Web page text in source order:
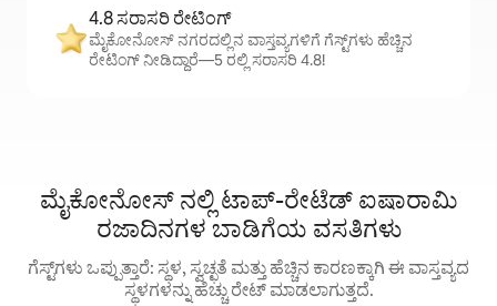
4.8 ಸರಾಸರಿ ರೇಟಿಂಗ್
ಮೈಕೋನೋಸ್ ನಗರದಲ್ಲಿನ ವಾಸ್ತವ್ಯಗಳಿಗೆ ಗೆಸ್ಟ್‌ಗಳು ಹೆಚ್ಚಿನ
ರೇಟಿಂಗ್ ನೀಡಿದ್ದಾರೆ—5 ರಲ್ಲಿ ಸರಾಸರಿ 4.8!
ಮೈಕೋನೋಸ್ ನಲ್ಲಿ ಟಾಪ್-ರೇಟೆಡ್ ಐಷಾರಾಮಿ
ರಜಾದಿನಗಳ ಬಾಡಿಗೆಯ ವಸತಿಗಳು
ಗೆಸ್ಟ್‌ಗಳು ಒಪ್ಪುತ್ತಾರೆ: ಸ್ಥಳ, ಸ್ವಚ್ಛತೆ ಮತ್ತು ಹೆಚ್ಚಿನ ಕಾರಣಕ್ಕಾಗಿ ಈ ವಾಸ್ತವ್ಯದ
ಸ್ಥಳಗಳನ್ನು ಹೆಚ್ಚು ರೇಟ್ ಮಾಡಲಾಗುತ್ತದೆ.